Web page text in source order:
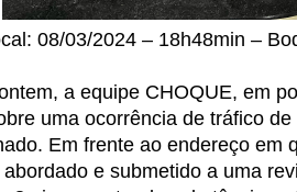
08/03/2024 – 18h48min –
a equipe CHOQUE, em
uma ocorrência de tráfico
Em frente ao endereço em
e submetido a uma